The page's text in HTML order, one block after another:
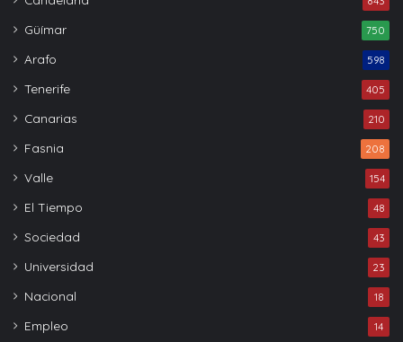
Güímar 750
Arafo 598
Tenerife 405
Canarias 210
Fasnia 208
Valle 154
El Tiempo 48
Sociedad 43
Universidad 23
Nacional 18
Empleo 14